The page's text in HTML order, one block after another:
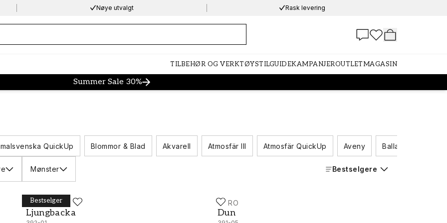
Nøye utvalgt Rask levering
TILBEHØR OG VERKTØYSTILGUIDEKAMPANJEROUTLETMAGASIN
Summer Sale 30%
QuickUp Blommor & Blad Akvarell Atmosfär III Atmosfär QuickUp Aveny Ballad
Mønster Bestselgere
Bestselger
DURO
Ljungbacka
Ljungbacka - 392-01 DURO
Dun
Dun - 391-05